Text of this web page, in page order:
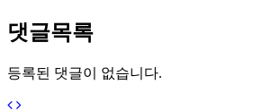
댓글목록
등록된 댓글이 없습니다.